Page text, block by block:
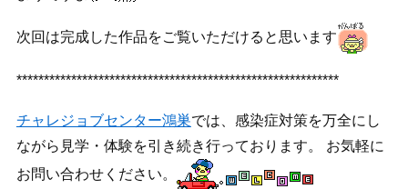
次回は完成した作品をご覧いただけると思います
***********************************************************
チャレジョブセンター鴻巣では、感染症対策を万全にし
ながら見学・体験を引き続き行っております。 お気軽に
お問い合わせください。